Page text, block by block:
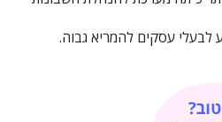
לבעלי עסקים להמריא גבוה.